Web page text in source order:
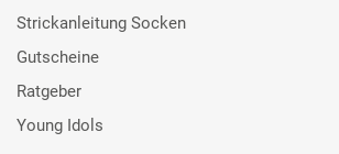
Strickanleitung Socken
Gutscheine
Ratgeber
Young Idols